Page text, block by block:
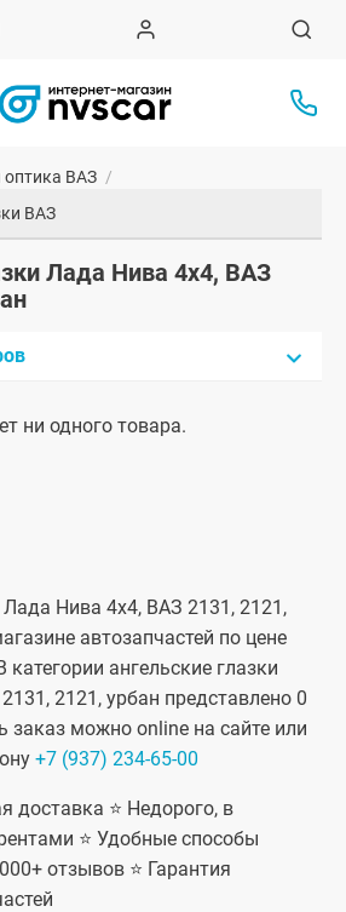
оптика ВАЗ /
ВАЗ
Лада Нива 4x4, ВАЗ
ни одного товара.
Лада Нива 4x4, ВАЗ 2131, 2121,
автозапчастей по цене
категории ангельские глазки
2121, урбан представлено 0
заказ можно online на сайте или
+7 (937) 234-65-00
доставка ⭐ Недорого, в
⭐ Удобные способы
отзывов ⭐ Гарантия